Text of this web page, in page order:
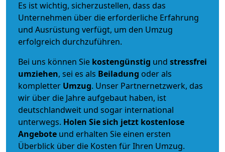
Es ist wichtig, sicherzustellen, dass das
Unternehmen über die erforderliche Erfahrung
und Ausrüstung verfügt, um den Umzug
erfolgreich durchzuführen.
Bei uns können Sie kostengünstig und stressfrei
umziehen, sei es als Beiladung oder als
kompletter Umzug. Unser Partnernetzwerk, das
wir über die Jahre aufgebaut haben, ist
deutschlandweit und sogar international
unterwegs. Holen Sie sich jetzt kostenlose
Angebote und erhalten Sie einen ersten
Überblick über die Kosten für Ihren Umzug.